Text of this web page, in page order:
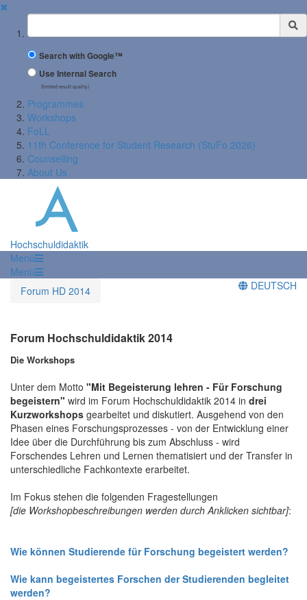
✖
Suchbegriff
Search with Google™
Use Internal Search
(limited result quality)
Programmes
Workshops
FoLL
11th Conference for Student Research (StuFo 2026)
Counselling
About Us
Hochschuldidaktik
Menü
Menü
Forum HD 2014
DEUTSCH
Forum Hochschuldidaktik 2014
Die Workshops
Unter dem Motto "Mit Begeisterung lehren - Für Forschung
begeistern" wird im Forum Hochschuldidaktik 2014 in drei
Kurzworkshops gearbeitet und diskutiert. Ausgehend von den
Phasen eines Forschungsprozesses - von der Entwicklung einer
Idee über die Durchführung bis zum Abschluss - wird
Forschendes Lehren und Lernen thematisiert und der Transfer in
unterschiedliche Fachkontexte erarbeitet.
Im Fokus stehen die folgenden Fragestellungen
[die Workshopbeschreibungen werden durch Anklicken sichtbar]:
Wie können Studierende für Forschung begeistert werden?
Wie kann begeistertes Forschen der Studierenden begleitet
werden?